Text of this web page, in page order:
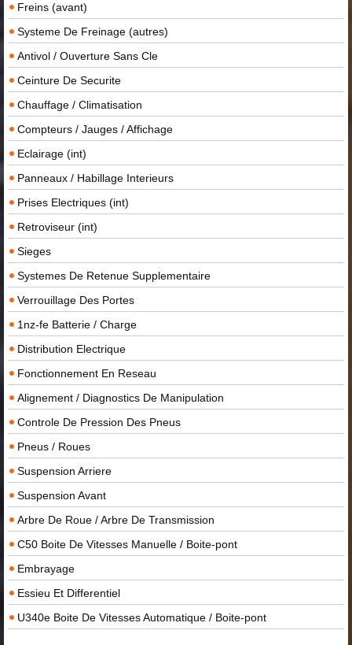
Freins (avant)
Systeme De Freinage (autres)
Antivol / Ouverture Sans Cle
Ceinture De Securite
Chauffage / Climatisation
Compteurs / Jauges / Affichage
Eclairage (int)
Panneaux / Habillage Interieurs
Prises Electriques (int)
Retroviseur (int)
Sieges
Systemes De Retenue Supplementaire
Verrouillage Des Portes
1nz-fe Batterie / Charge
Distribution Electrique
Fonctionnement En Reseau
Alignement / Diagnostics De Manipulation
Controle De Pression Des Pneus
Pneus / Roues
Suspension Arriere
Suspension Avant
Arbre De Roue / Arbre De Transmission
C50 Boite De Vitesses Manuelle / Boite-pont
Embrayage
Essieu Et Differentiel
U340e Boite De Vitesses Automatique / Boite-pont